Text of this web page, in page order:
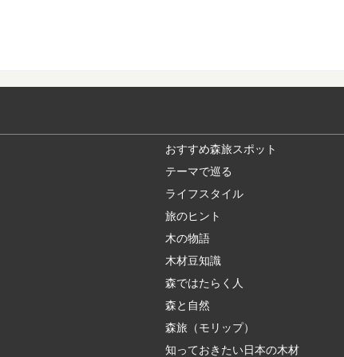
く植林され、最も...
おすすめ森旅スポット
テーマで巡る
ライフスタイル
旅のヒント
木の物語
木材豆知識
森ではたらく人
森と自然
森旅（モリップ）
知っておきたい日本の木材